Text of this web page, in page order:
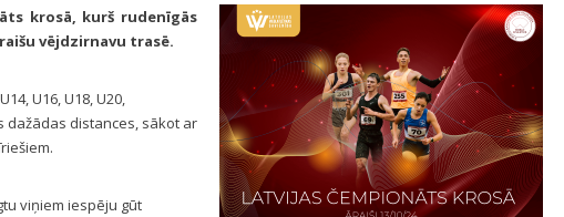
krosā, kurš rudenīgās
vējdzirnavu trasē.
U16, U18, U20,
dažādas distances, sākot ar
viņiem iespēju gūt